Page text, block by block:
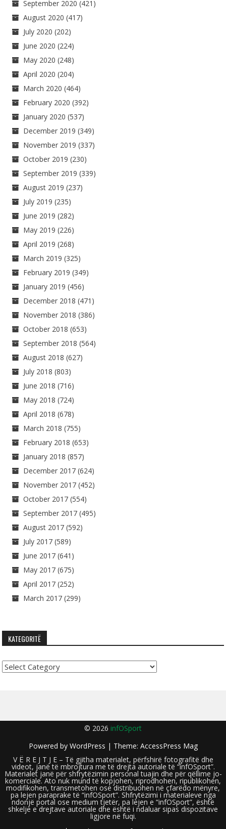
September 2020 (421)
August 2020 (417)
July 2020 (202)
June 2020 (224)
May 2020 (248)
April 2020 (204)
March 2020 (464)
February 2020 (392)
January 2020 (537)
December 2019 (349)
November 2019 (337)
October 2019 (230)
September 2019 (339)
August 2019 (237)
July 2019 (235)
June 2019 (282)
May 2019 (226)
April 2019 (268)
March 2019 (325)
February 2019 (349)
January 2019 (456)
December 2018 (471)
November 2018 (386)
October 2018 (653)
September 2018 (564)
August 2018 (627)
July 2018 (803)
June 2018 (716)
May 2018 (724)
April 2018 (678)
March 2018 (755)
February 2018 (653)
January 2018 (857)
December 2017 (624)
November 2017 (452)
October 2017 (554)
September 2017 (495)
August 2017 (592)
July 2017 (589)
June 2017 (641)
May 2017 (675)
April 2017 (252)
March 2017 (299)
KATEGORITË
Kategoritë
© 2026 infOSport
Powered by WordPress | Theme: AccessPress Mag
V Ë R E J T J E – Të gjitha materialet, përfshirë fotografitë dhe
videot, janë të mbrojtura me të drejta autoriale të “infOSport”.
Materialet janë për shfrytëzimin personal tuajin dhe për qëllime jo-
komerciale. Ato nuk mund të kopjohen, riprodhohen, ripublikohen,
modifikohen, transmetohen ose distribuohen në çfarëdo mënyre,
pa lejen paraprake të “infOSport”. Shfrytëzimi i materialeve nga
ndonjë portal ose medium tjetër, pa lejen e “infOSport”, është
shkelje e drejtave autoriale dhe është i ndaluar sipas dispozitave
ligjore në fuqi.